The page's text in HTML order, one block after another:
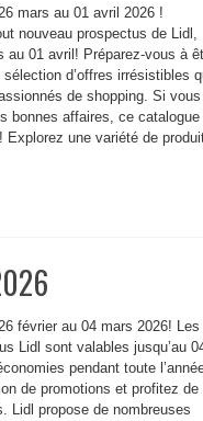
mars au 01 avril 2026 !
nouveau prospectus de Lidl,
au 01 avril! Préparez-vous à
d’offres irrésistibles
de shopping. Si vous
bonnes affaires, ce catalogue
Explorez une variété de
février au 04 mars 2026! Les
Lidl sont valables jusqu’au
pendant toute
de promotions et profitez de
Lidl propose de nombreuses